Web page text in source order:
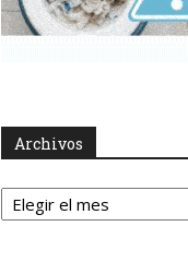
Archivos
Archivos